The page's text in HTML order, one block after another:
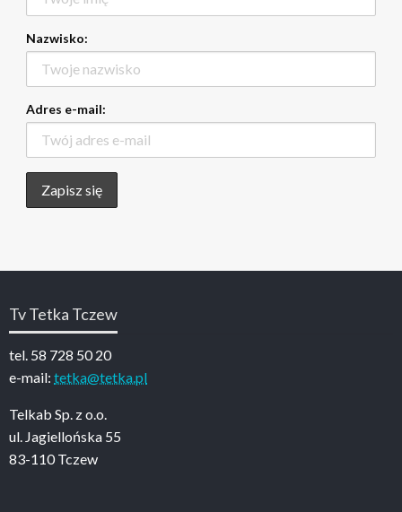
Nazwisko:
Adres e-mail:
Tv Tetka Tczew
tel. 58 728 50 20
e-mail: tetka@tetka.pl
Telkab Sp. z o.o.
ul. Jagiellońska 55
83-110 Tczew